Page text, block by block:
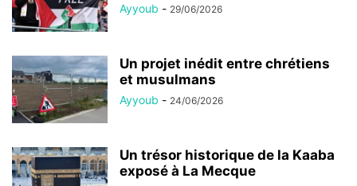
Ayyoub - 29/06/2026
Un projet inédit entre chrétiens
et musulmans
Ayyoub - 24/06/2026
Un trésor historique de la Kaaba
exposé à La Mecque